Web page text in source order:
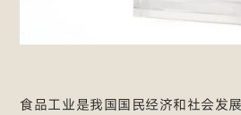
食品工业是我国国民经济和社会发